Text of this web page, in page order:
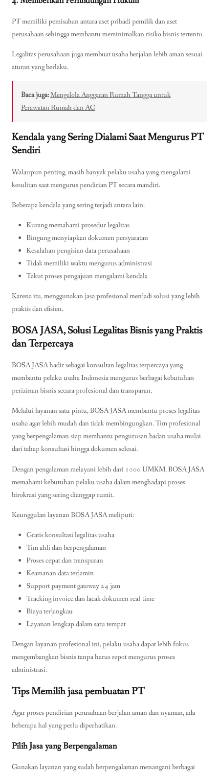
PT memiliki pemisahan antara aset pribadi pemilik dan aset
perusahaan sehingga membantu meminimalkan risiko bisnis tertentu.
Legalitas perusahaan juga membuat usaha berjalan lebih aman sesuai
aturan yang berlaku.
Baca juga:Mengelola Anggaran Rumah Tangga untuk
Perawatan Rumah dan AC
Kendala yang Sering Dialami Saat Mengurus PT
Sendiri
Walaupun penting, masih banyak pelaku usaha yang mengalami
kesulitan saat mengurus pendirian PT secara mandiri.
Beberapa kendala yang sering terjadi antara lain:
Kurang memahami prosedur legalitas
Bingung menyiapkan dokumen persyaratan
Kesalahan pengisian data perusahaan
Tidak memiliki waktu mengurus administrasi
Takut proses pengajuan mengalami kendala
Karena itu, menggunakan jasa profesional menjadi solusi yang lebih
praktis dan efisien.
BOSA JASA, Solusi Legalitas Bisnis yang Praktis
dan Terpercaya
BOSA JASA hadir sebagai konsultan legalitas terpercaya yang
membantu pelaku usaha Indonesia mengurus berbagai kebutuhan
perizinan bisnis secara profesional dan transparan.
Melalui layanan satu pintu, BOSA JASA membantu proses legalitas
usaha agar lebih mudah dan tidak membingungkan. Tim profesional
yang berpengalaman siap membantu pengurusan badan usaha mulai
dari tahap konsultasi hingga dokumen selesai.
Dengan pengalaman melayani lebih dari 1000 UMKM, BOSA JASA
memahami kebutuhan pelaku usaha dalam menghadapi proses
birokrasi yang sering dianggap rumit.
Keunggulan layanan BOSA JASA meliputi:
Gratis konsultasi legalitas usaha
Tim ahli dan berpengalaman
Proses cepat dan transparan
Keamanan data terjamin
Support payment gateway 24 jam
Tracking invoice dan lacak dokumen real-time
Biaya terjangkau
Layanan lengkap dalam satu tempat
Dengan layanan profesional ini, pelaku usaha dapat lebih fokus
mengembangkan bisnis tanpa harus repot mengurus proses
administrasi.
Tips Memilihjasa pembuatan PT
Agar proses pendirian perusahaan berjalan aman dan nyaman, ada
beberapa hal yang perlu diperhatikan.
Pilih Jasa yang Berpengalaman
Gunakan layanan yang sudah berpengalaman menangani berbagai